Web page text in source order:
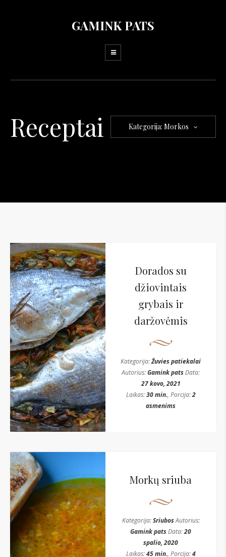
GAMINK PATS
Receptai Kategorija: Morkos
Dorados su
džiovintais
grybais ir
daržovėmis
Kategorija:Žuvies patiekalai
Autorius:Gamink patsData:
27 kovo, 2021
Laikas:30 min., Porcija:2
asmenims
Morkų sriuba
Kategorija:SriubosAutorius:
Gamink patsData:20
spalio, 2020
Laikas:45 min., Porcija:4